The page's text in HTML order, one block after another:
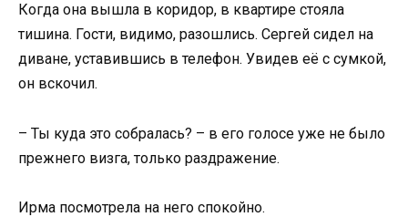
Когда она вышла в коридор, в квартире стояла
тишина. Гости, видимо, разошлись. Сергей сидел на
диване, уставившись в телефон. Увидев её с сумкой,
он вскочил.
– Ты куда это собралась? – в его голосе уже не было
прежнего визга, только раздражение.
Ирма посмотрела на него спокойно.